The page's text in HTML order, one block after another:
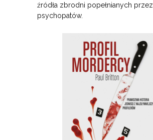
źródła zbrodni popełnianych przez
psychopatów.